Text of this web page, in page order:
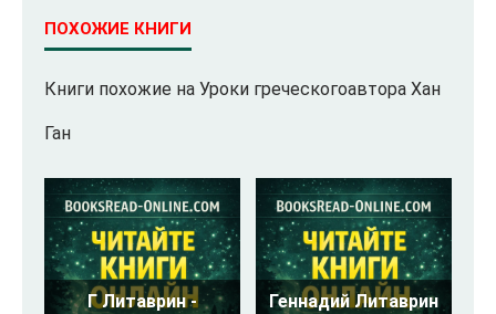
ПОХОЖИЕ КНИГИ
Книги похожие на Уроки греческогоавтора Хан
Ган
Г Литаврин -
Геннадий Литаврин